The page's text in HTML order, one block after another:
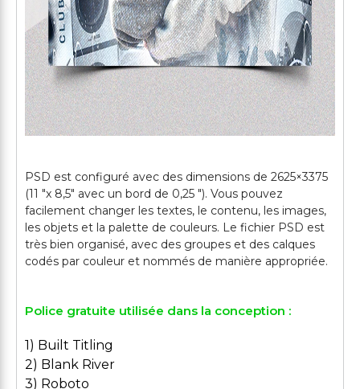
PSD est configuré avec des dimensions de 2625×3375
(11 "x 8,5" avec un bord de 0,25 "). Vous pouvez
facilement changer les textes, le contenu, les images,
les objets et la palette de couleurs. Le fichier PSD est
très bien organisé, avec des groupes et des calques
Police gratuite utilisée dans la conception :
1) Built Titling
2) Blank River
3) Roboto